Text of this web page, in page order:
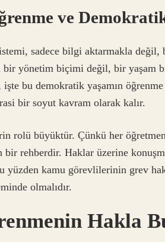
ve
sadece bilgi aktarmakla değil,
yönetim biçimi değil, bir yaşam
işte bu demokratik yaşamın
bir soyut kavram olarak kalır.
rolü büyüktür. Çünkü her
rehberdir. Haklar üzerine
kamu görevlilerinin grev
olmalıdır.
Hakla